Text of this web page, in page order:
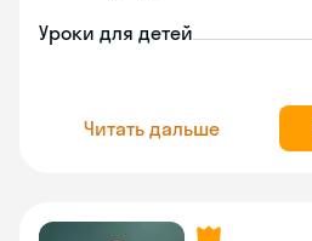
Уроки для детей
Читать дальше